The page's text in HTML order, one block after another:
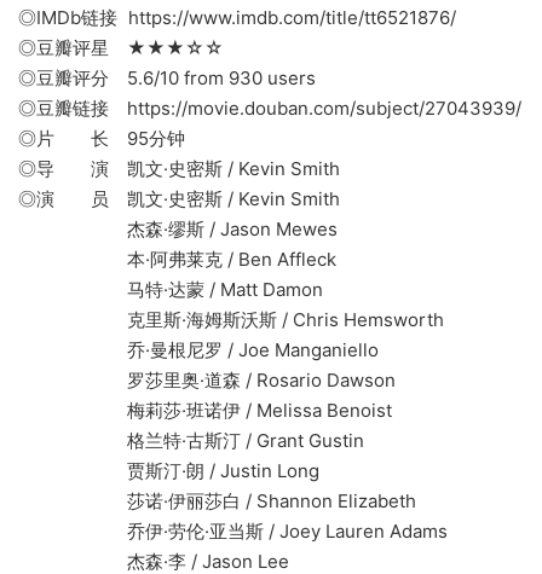
◎IMDb链接 https://www.imdb.com/title/tt6521876/
◎豆瓣评星 ★★★☆☆
◎豆瓣评分 5.6/10 from 930 users
◎豆瓣链接 https://movie.douban.com/subject/27043939/
◎片 长 95分钟
◎导 演 凯文·史密斯 / Kevin Smith
◎演 员 凯文·史密斯 / Kevin Smith
杰森·缪斯 / Jason Mewes
本·阿弗莱克 / Ben Affleck
马特·达蒙 / Matt Damon
克里斯·海姆斯沃斯 / Chris Hemsworth
乔·曼根尼罗 / Joe Manganiello
罗莎里奥·道森 / Rosario Dawson
梅莉莎·班诺伊 / Melissa Benoist
格兰特·古斯汀 / Grant Gustin
贾斯汀·朗 / Justin Long
莎诺·伊丽莎白 / Shannon Elizabeth
乔伊·劳伦·亚当斯 / Joey Lauren Adams
杰森·李 / Jason Lee